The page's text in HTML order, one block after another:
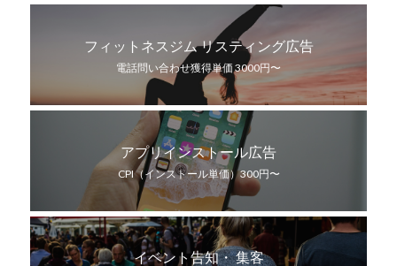
フィットネスジム リスティング広告
電話問い合わせ獲得単価 3000円〜
アプリインストール広告
CPI（インストール単価）300円〜
イベント告知・ 集客